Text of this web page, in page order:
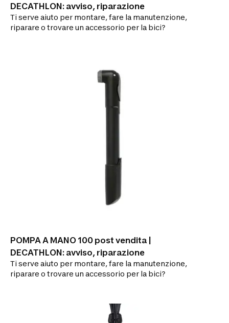
DECATHLON: avviso, riparazione
Ti serve aiuto per montare, fare la manutenzione,
riparare o trovare un accessorio per la bici?
POMPA A MANO 100 post vendita |
DECATHLON: avviso, riparazione
Ti serve aiuto per montare, fare la manutenzione,
riparare o trovare un accessorio per la bici?